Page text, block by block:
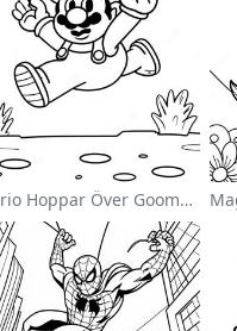
Mario Hoppar Över Goombas Målarbild